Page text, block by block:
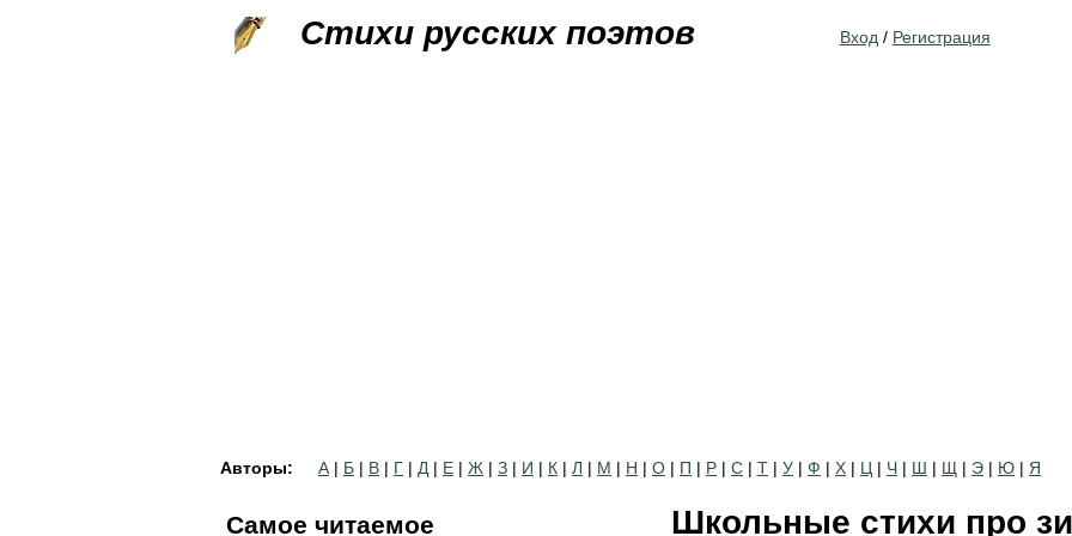
Стихи русских поэтов Вход / Регистрация
Авторы: А | Б | В | Г | Д | Е | Ж | З | И | К | Л | М | Н | О | П | Р | С | Т | У | Ф | Х | Ц | Ч | Ш | Щ | Э | Ю | Я
Школьные стихи про
Самое читаемое